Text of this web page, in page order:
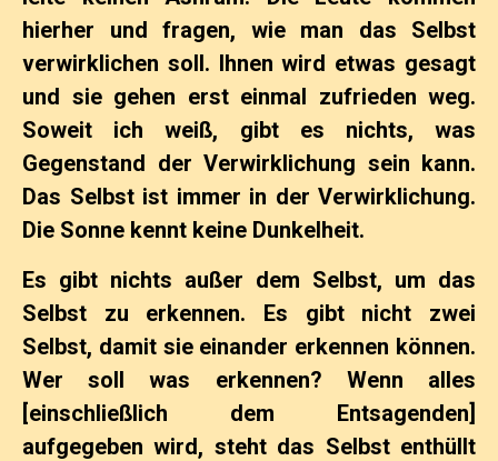
hierher und fragen, wie man das Selbst
verwirklichen soll. Ihnen wird etwas gesagt
und sie gehen erst einmal zufrieden weg.
Soweit ich weiß, gibt es nichts, was
Gegenstand der Verwirklichung sein kann.
Das Selbst ist immer in der Verwirklichung.
Die Sonne kennt keine Dunkelheit.
Es gibt nichts außer dem Selbst, um das
Selbst zu erkennen. Es gibt nicht zwei
Selbst, damit sie einander erkennen können.
Wer soll was erkennen? Wenn alles
[einschließlich dem Entsagenden]
aufgegeben wird, steht das Selbst enthüllt